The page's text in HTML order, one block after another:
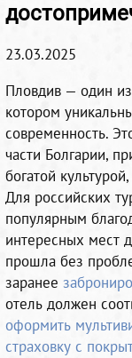
23.03.2025
Пловдив — один
котором
современность.
части Болгарии,
богатой
Для российских
популярным
интересных мест
прошла без
заранее
отель должен
оформить
страховку с